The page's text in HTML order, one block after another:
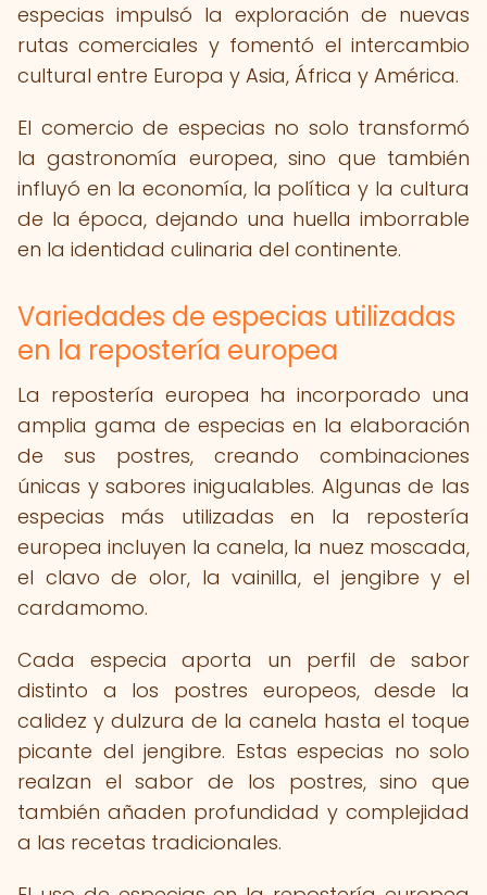
especias impulsó la exploración de nuevas
rutas comerciales y fomentó el intercambio
cultural entre Europa y Asia, África y América.
El comercio de especias no solo transformó
la gastronomía europea, sino que también
influyó en la economía, la política y la cultura
de la época, dejando una huella imborrable
en la identidad culinaria del continente.
Variedades de especias utilizadas
en la repostería europea
La repostería europea ha incorporado una
amplia gama de especias en la elaboración
de sus postres, creando combinaciones
únicas y sabores inigualables. Algunas de las
especias más utilizadas en la repostería
europea incluyen la canela, la nuez moscada,
el clavo de olor, la vainilla, el jengibre y el
cardamomo.
Cada especia aporta un perfil de sabor
distinto a los postres europeos, desde la
calidez y dulzura de la canela hasta el toque
picante del jengibre. Estas especias no solo
realzan el sabor de los postres, sino que
también añaden profundidad y complejidad
a las recetas tradicionales.